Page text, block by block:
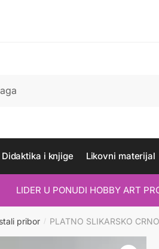
Didaktika i knjige Likovni materijal
LIDER U PONUDI HOBBY ART
pribor / PLATNO SLIKARSKO